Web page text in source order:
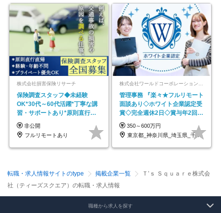
株式会社損害保険リサーチ
保険調査スタッフ◆未経験
OK*30代～60代活躍*丁寧な講
習・サポートあり*原則直行直
帰／全国募集・業務委託
非公開
フルリモートあり
管理事務 『楽々★フルリモート
面談あり◇ホワイト企業認定受
賞◇完全週休2日◇賞与年2回
/p13
350～600万円
東京都_神奈川県_埼玉県_千葉県_大阪府…
転職・求人情報サイトのtype 掲載企業一覧
Ｔ’ｓ Ｓｑｕａｒｅ株式会
社（ティーズスクエア）の転職・求人情報
職種から求人を探す